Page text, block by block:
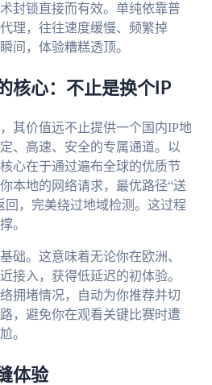
封锁直接而有效。单纯依靠普
理，往往速度缓慢、频繁掉
间，体验糟糕透顶。
核心：不止是换个IP
其价值远不止提供一个国内IP地
、高速、安全的专属通道。以
心在于通过遍布全球的优质节
本地的网络请求，最优路径“送
回，完美绕过地域检测。这过程
。
础。这意味着无论你在欧洲、
接入，获得低延迟的初体验。
拥堵情况，自动为你推荐并切
，避免你在观看关键比赛时遭
。
体验